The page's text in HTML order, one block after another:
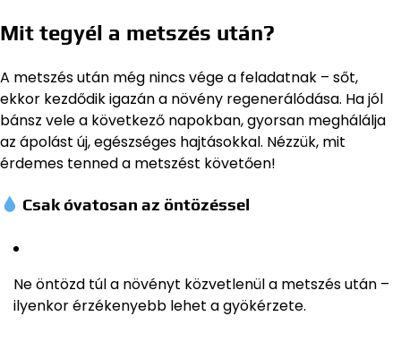
Mit tegyél a metszés után?
A metszés után még nincs vége a feladatnak – sőt,
ekkor kezdődik igazán a növény regenerálódása. Ha jól
bánsz vele a következő napokban, gyorsan meghálálja
az ápolást új, egészséges hajtásokkal. Nézzük, mit
érdemes tenned a metszést követően!
Csak óvatosan az öntözéssel
Ne öntözd túl a növényt közvetlenül a metszés után –
ilyenkor érzékenyebb lehet a gyökérzete.